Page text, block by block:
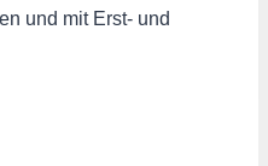
und mit Erst- und